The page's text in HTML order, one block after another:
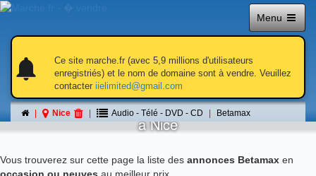
Menu
notifications
notifications
Ce site marche.fr (avec 5,9 millions d'utilisateurs
enregistriés) et le nom de domaine sont à vendre. Veuillez
contacter iielimited@gmail.com
Nice Audio - Télé - DVD - CD Betamax
Betamax
á Nice
Vous trouverez sur cette page la liste des annonces Betamax en